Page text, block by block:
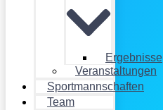
Ergebnisse
Veranstaltungen
Sportmannschaften
Team